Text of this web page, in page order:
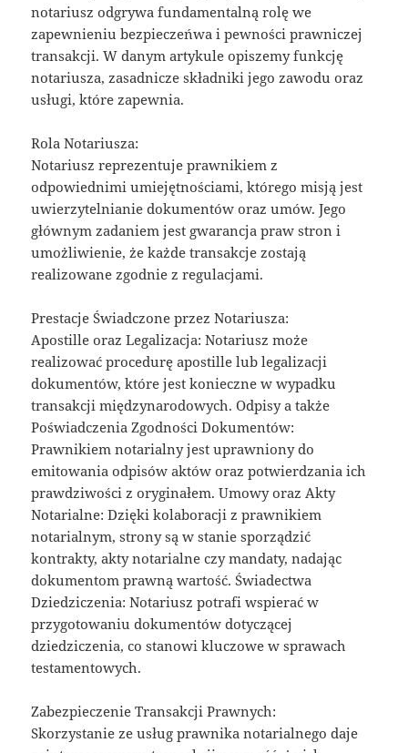
notariusz odgrywa fundamentalną rolę we
zapewnieniu bezpieczeńwa i pewności prawniczej
transakcji. W danym artykule opiszemy funkcję
notariusza, zasadnicze składniki jego zawodu oraz
usługi, które zapewnia.
Rola Notariusza:
Notariusz reprezentuje prawnikiem z
odpowiednimi umiejętnościami, którego misją jest
uwierzytelnianie dokumentów oraz umów. Jego
głównym zadaniem jest gwarancja praw stron i
umożliwienie, że każde transakcje zostają
realizowane zgodnie z regulacjami.
Prestacje Świadczone przez Notariusza:
Apostille oraz Legalizacja: Notariusz może
realizować procedurę apostille lub legalizacji
dokumentów, które jest konieczne w wypadku
transakcji międzynarodowych. Odpisy a także
Poświadczenia Zgodności Dokumentów:
Prawnikiem notarialny jest uprawniony do
emitowania odpisów aktów oraz potwierdzania ich
prawdziwości z oryginałem. Umowy oraz Akty
Notarialne: Dzięki kolaboracji z prawnikiem
notarialnym, strony są w stanie sporządzić
kontrakty, akty notarialne czy mandaty, nadając
dokumentom prawną wartość. Świadectwa
Dziedziczenia: Notariusz potrafi wspierać w
przygotowaniu dokumentów dotyczącej
dziedziczenia, co stanowi kluczowe w sprawach
testamentowych.
Zabezpieczenie Transakcji Prawnych:
Skorzystanie ze usług prawnika notarialnego daje